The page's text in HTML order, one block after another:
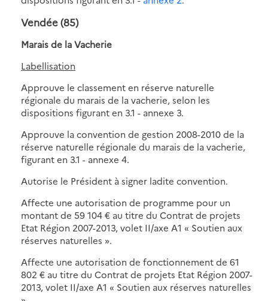
Vendée (85)
Marais de la Vacherie
Labellisation
Approuve le classement en réserve naturelle
régionale du marais de la vacherie, selon les
dispositions figurant en 3.1 - annexe 3.
Approuve la convention de gestion 2008-2010 de la
réserve naturelle régionale du marais de la vacherie,
figurant en 3.1 - annexe 4.
Autorise le Président à signer ladite convention.
Affecte une autorisation de programme pour un
montant de 59 104 € au titre du Contrat de projets
Etat Région 2007-2013, volet II/axe A1 « Soutien aux
réserves naturelles ».
Affecte une autorisation de fonctionnement de 61
802 € au titre du Contrat de projets Etat Région 2007-
2013, volet II/axe A1 « Soutien aux réserves naturelles